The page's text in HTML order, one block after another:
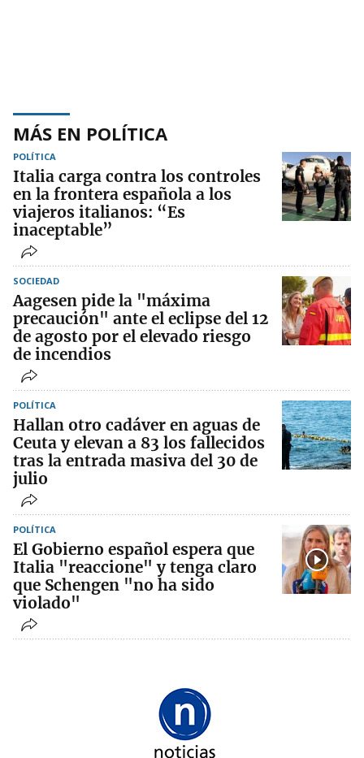
MÁS EN POLÍTICA
POLÍTICA
Italia carga contra los controles
en la frontera española a los
viajeros italianos: “Es
inaceptable”
SOCIEDAD
Aagesen pide la "máxima
precaución" ante el eclipse del 12
de agosto por el elevado riesgo
de incendios
POLÍTICA
Hallan otro cadáver en aguas de
Ceuta y elevan a 83 los fallecidos
tras la entrada masiva del 30 de
julio
POLÍTICA
El Gobierno español espera que
Italia "reaccione" y tenga claro
que Schengen "no ha sido
violado"